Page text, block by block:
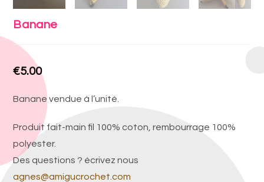
Banane
€5.00
Banane vendue à l’unité.
Produit fait-main fil 100% coton, rembourrage 100%
polyester.
Des questions ? écrivez nous
agnes@amigucrochet.com